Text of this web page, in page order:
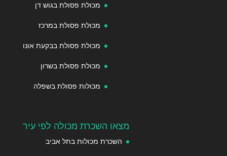
מכולת פסולת בגוש דן
מכולת פסולת במרכז
מכולת פסולת בבקעת אונו
מכולת פסולת בשרון
מכולות פסולת בשפלה
מצאו השכרת מכולה לפי עיר
השכרת מכולות בתל אביב